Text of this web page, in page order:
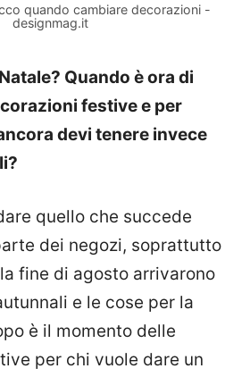
quando cambiare decorazioni -
designmag.it
Quando è ora di
festive e per
devi tenere invece
quello che succede
dei negozi, soprattutto
fine di agosto arrivarono
e le cose per la
è il momento delle
per chi vuole dare un